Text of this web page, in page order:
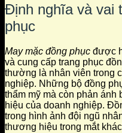
Định nghĩa và vai
phục
May mặc đồng phục được
và cung cấp trang phục
thường là nhân viên trong
nghiệp. Những bộ đồng
thẩm mỹ mà còn phản ánh
hiệu của doanh nghiệp.
trong hình ảnh đội ngũ
thương hiệu trong mắt